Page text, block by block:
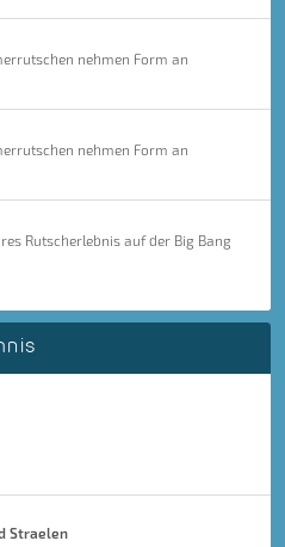
nehmen Form an
nehmen Form an
Rutscherlebnis auf der Big Bang
Straelen